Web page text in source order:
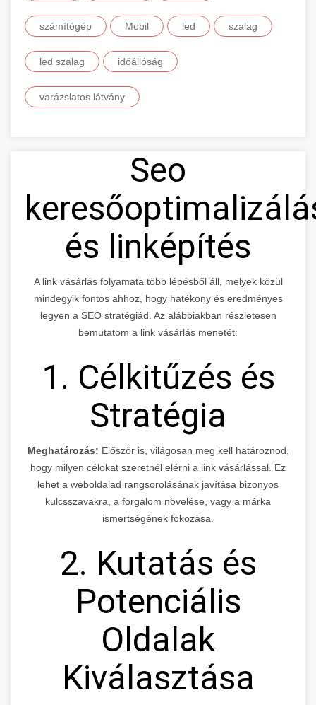
számítógép Mobil led szalag
led szalag időállóság
varázslatos látvány
Seo
és linképítés
A link vásárlás folyamata több lépésből áll, melyek közül
mindegyik fontos ahhoz, hogy hatékony és eredményes
legyen a SEO stratégiád. Az alábbiakban részletesen
bemutatom a link vásárlás menetét:
1. Célkitűzés és
Stratégia
Meghatározás: Először is, világosan meg kell határoznod,
hogy milyen célokat szeretnél elérni a link vásárlással. Ez
lehet a weboldalad rangsorolásának javítása bizonyos
kulcsszavakra, a forgalom növelése, vagy a márka
ismertségének fokozása.
2. Kutatás és
Potenciális
Oldalak
Kiválasztása